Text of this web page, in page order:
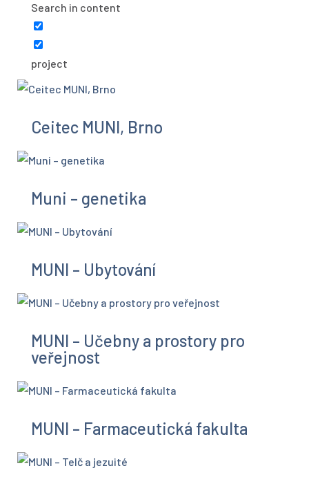
Search in content
project
Ceitec MUNI, Brno
Muni – genetika
MUNI – Ubytování
MUNI – Učebny a prostory pro
veřejnost
MUNI – Farmaceutická fakulta